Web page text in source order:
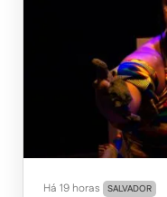
Há 19 horas SALVADOR